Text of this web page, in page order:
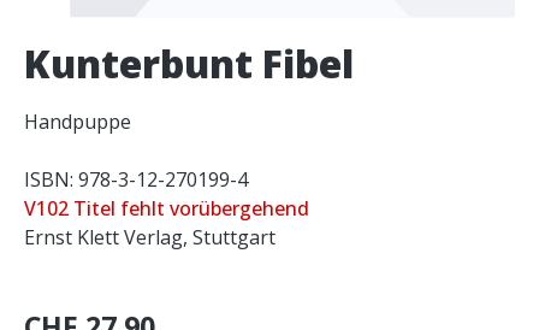
Kunterbunt Fibel
Handpuppe
ISBN: 978-3-12-270199-4
V102 Titel fehlt vorübergehend
Ernst Klett Verlag, Stuttgart